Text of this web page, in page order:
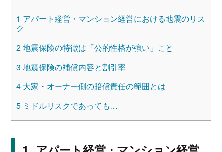
1 アパート経営・マンション経営における地震のリス
ク
2地震保険の特徴は「公的性格が強い」こと
3 地震保険の補償内容と割引率
4大家・オーナー側の賠償責任の範囲とは
5ミドルリスクであっても…